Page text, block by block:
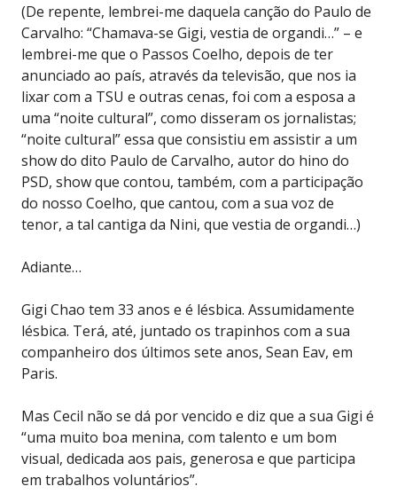
(De repente, lembrei-me daquela canção do Paulo de
Carvalho: “Chamava-se Gigi, vestia de organdi…” – e
lembrei-me que o Passos Coelho, depois de ter
anunciado ao país, através da televisão, que nos ia
lixar com a TSU e outras cenas, foi com a esposa a
uma “noite cultural”, como disseram os jornalistas;
“noite cultural” essa que consistiu em assistir a um
show do dito Paulo de Carvalho, autor do hino do
PSD, show que contou, também, com a participação
do nosso Coelho, que cantou, com a sua voz de
tenor, a tal cantiga da Nini, que vestia de organdi…)
Adiante…
Gigi Chao tem 33 anos e é lésbica. Assumidamente
lésbica. Terá, até, juntado os trapinhos com a sua
companheiro dos últimos sete anos, Sean Eav, em
Paris.
Mas Cecil não se dá por vencido e diz que a sua Gigi é
“uma muito boa menina, com talento e um bom
visual, dedicada aos pais, generosa e que participa
em trabalhos voluntários”.